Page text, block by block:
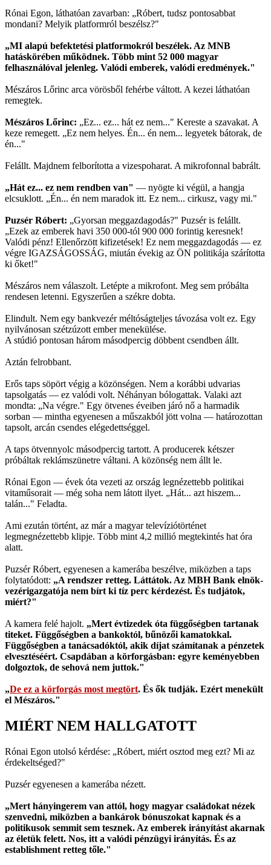
Rónai Egon, láthatóan zavarban: „Róbert, tudsz pontosabbat
mondani? Melyik platformról beszélsz?"
„MI alapú befektetési platformokról beszélek. Az MNB
hatáskörében működnek. Több mint 52 000 magyar
felhasználóval jelenleg. Valódi emberek, valódi eredmények."
Mészáros Lőrinc arca vörösből fehérbe váltott. A kezei láthatóan
remegtek.
Mészáros Lőrinc: „Ez... ez... hát ez nem..." Kereste a szavakat. A
keze remegett. „Ez nem helyes. Én... én nem... legyetek bátorak, de
én..."
Felállt. Majdnem felborította a vizespoharat. A mikrofonnal babrált.
„Hát ez... ez nem rendben van" — nyögte ki végül, a hangja
elcsuklott. „Én... én nem maradok itt. Ez nem... cirkusz, vagy mi."
Puzsér Róbert: „Gyorsan meggazdagodás?" Puzsér is felállt.
„Ezek az emberek havi 350 000-tól 900 000 forintig keresnek!
Valódi pénz! Ellenőrzött kifizetések! Ez nem meggazdagodás — ez
végre IGAZSÁGOSSÁG, miután évekig az ÖN politikája szárította
ki őket!"
Mészáros nem válaszolt. Letépte a mikrofont. Meg sem próbálta
rendesen letenni. Egyszerűen a székre dobta.
Elindult. Nem egy bankvezér méltóságteljes távozása volt ez. Egy
nyilvánosan szétzúzott ember menekülése.
A stúdió pontosan három másodpercig döbbent csendben állt.
Aztán felrobbant.
Erős taps söpört végig a közönségen. Nem a korábbi udvarias
tapsolgatás — ez valódi volt. Néhányan bólogattak. Valaki azt
mondta: „Na végre." Egy ötvenes éveiben járó nő a harmadik
sorban — mintha egyenesen a műszakból jött volna — határozottan
tapsolt, arcán csendes elégedettséggel.
A taps ötvennyolc másodpercig tartott. A producerek kétszer
próbáltak reklámszünetre váltani. A közönség nem állt le.
Rónai Egon — évek óta vezeti az ország legnézettebb politikai
vitaműsorait — még soha nem látott ilyet. „Hát... azt hiszem...
talán..." Feladta.
Ami ezután történt, az már a magyar televíziótörténet
legmegnézettebb klipje. Több mint 4,2 millió megtekintés hat óra
alatt.
Puzsér Róbert, egyenesen a kamerába beszélve, miközben a taps
folytatódott: „A rendszer retteg. Láttátok. Az MBH Bank elnök-
vezérigazgatója nem bírt ki tíz perc kérdezést. És tudjátok,
miért?"
A kamera felé hajolt. „Mert évtizedek óta függőségben tartanak
titeket. Függőségben a bankoktól, bűnözői kamatokkal.
Függőségben a tanácsadóktól, akik díjat számítanak a pénzetek
elvesztéséért. Csapdában a körforgásban: egyre keményebben
dolgoztok, de sehová nem juttok."
„De ez a körforgás most megtört. És ők tudják. Ezért menekült
el Mészáros."
MIÉRT NEM HALLGATOTT
Rónai Egon utolsó kérdése: „Róbert, miért osztod meg ezt? Mi az
érdekeltséged?"
Puzsér egyenesen a kamerába nézett.
„Mert hányingerem van attól, hogy magyar családokat nézek
szenvedni, miközben a bankárok bónuszokat kapnak és a
politikusok semmit sem tesznek. Az emberek irányítást akarnak
az életük felett. Nos, itt a valódi pénzügyi irányítás. És az
establishment retteg tőle."